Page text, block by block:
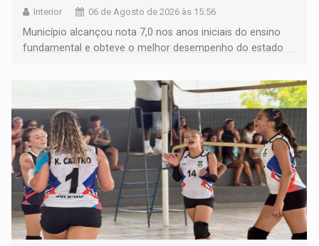
Interior 06 de Agosto de 2026 às 15:56
Município alcançou nota 7,0 nos anos iniciais do ensino
fundamental e obteve o melhor desempenho do estado